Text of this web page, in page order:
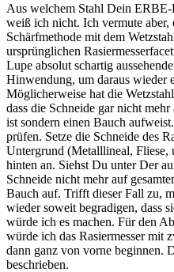
Aus welchem Stahl Dein ERBE-
weiß ich nicht. Ich vermute aber,
Schärfmethode mit dem
ursprünglichen
Lupe absolut schartig
Hinwendung, um daraus wieder
Möglicherweise hat die
dass die Schneide gar nicht
ist sondern einen Bauch
prüfen. Setze die Schneide des
Untergrund (Metalllineal, Fliese,
hinten an. Siehst Du unter Der
Schneide nicht mehr auf
Bauch auf. Trifft dieser Fall zu,
wieder soweit begradigen, dass
würde ich es machen. Für den
würde ich das Rasiermesser mit
dann ganz von vorne beginnen.
beschrieben.